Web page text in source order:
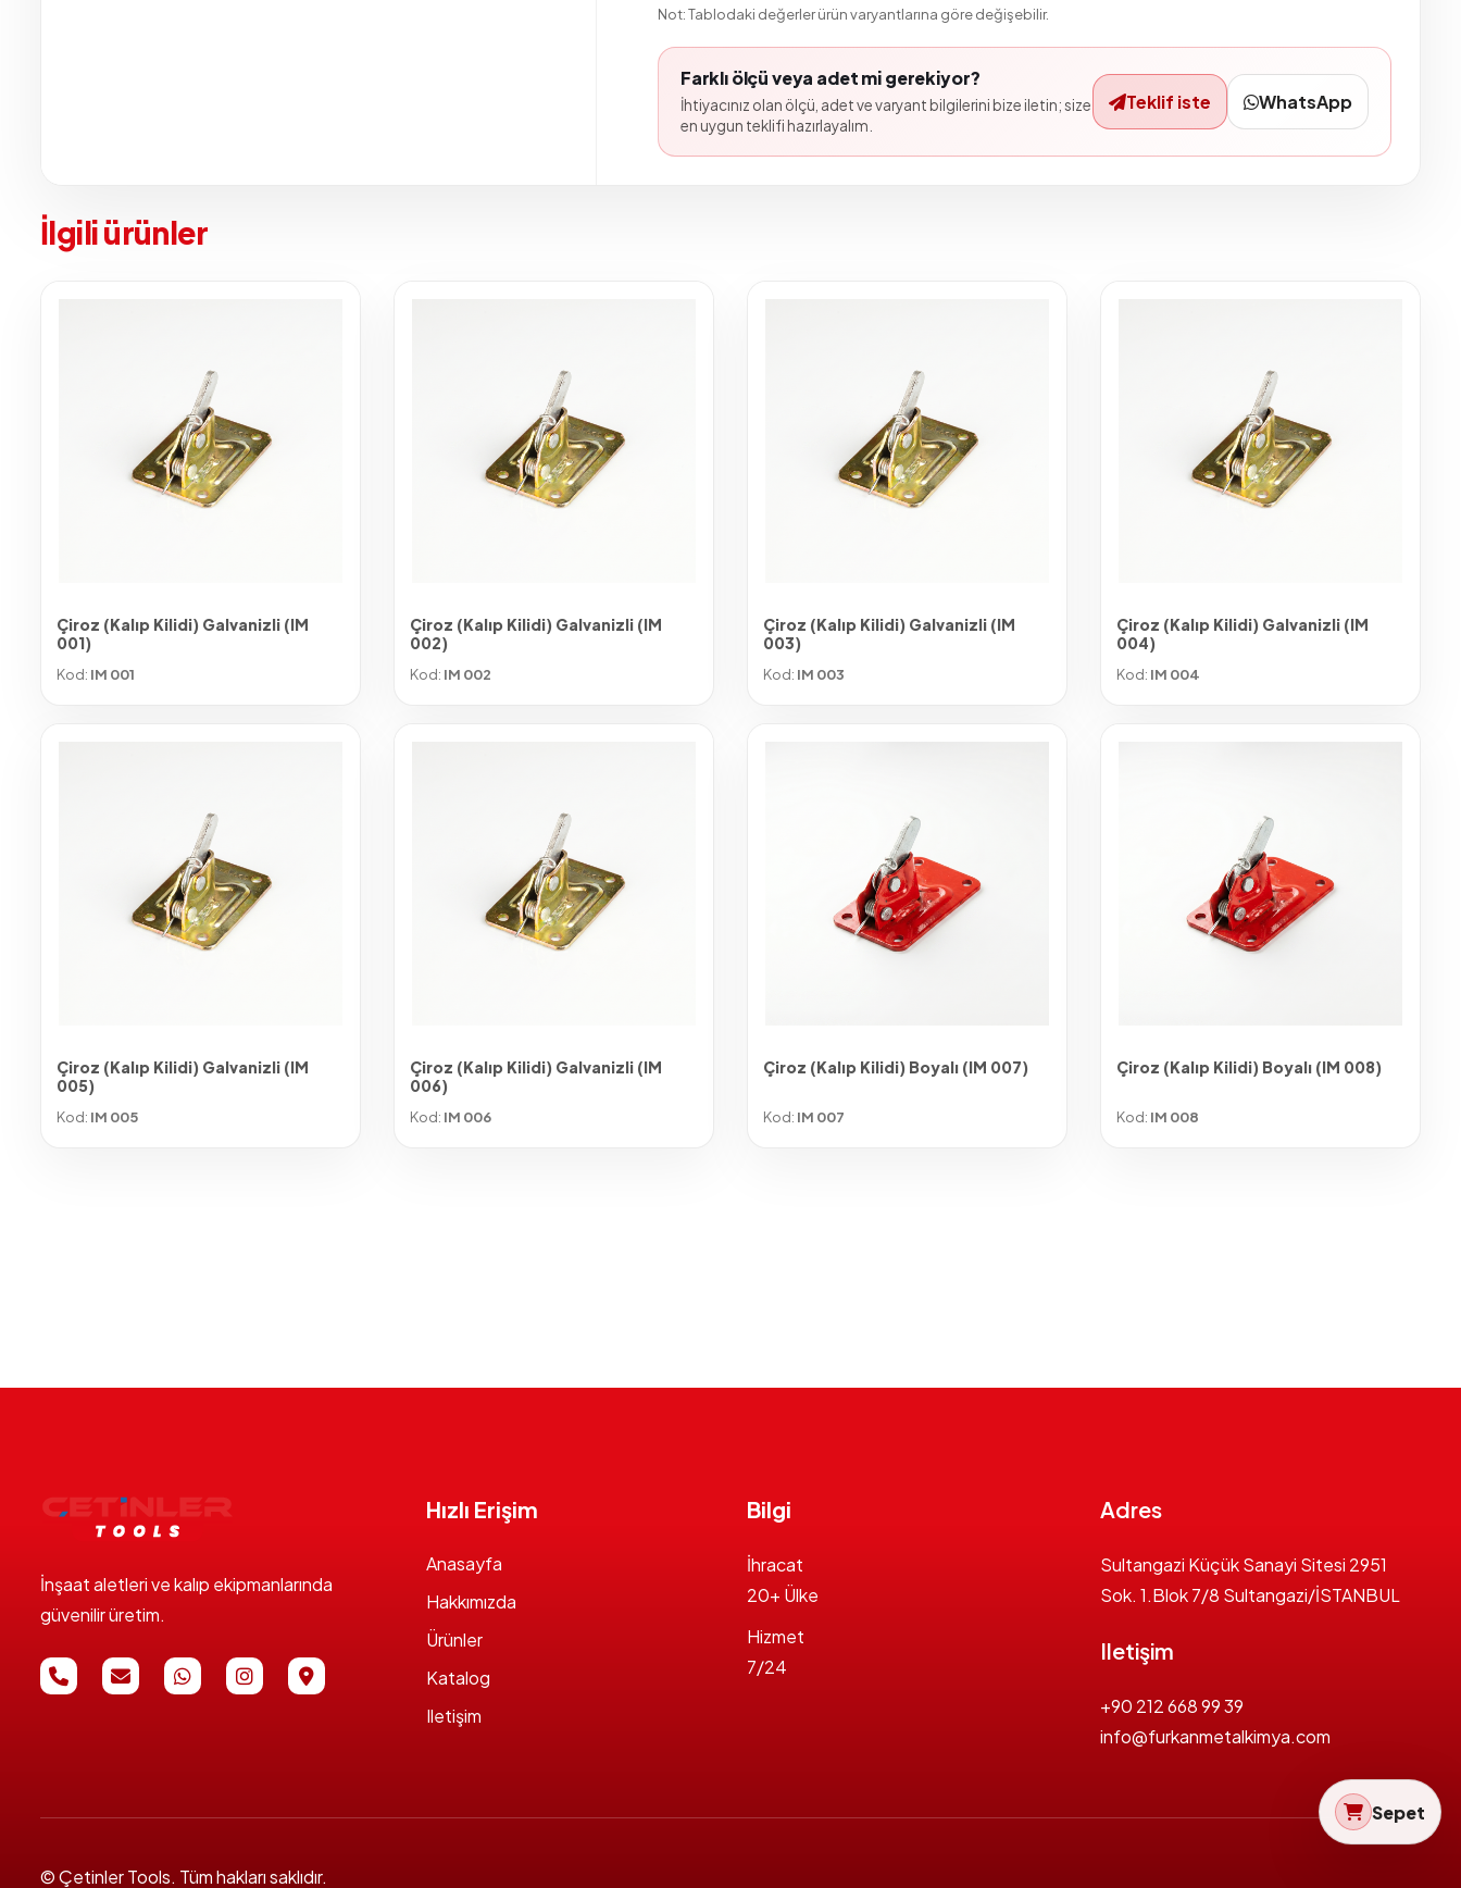
Not: Tablodaki değerler ürün varyantlarına göre değişebilir.
Farklı ölçü veya adet mi gerekiyor?
İhtiyacınız olan ölçü, adet ve varyant bilgilerini bize iletin; size
en uygun teklifi hazırlayalım.
Teklif iste WhatsApp
İlgili ürünler
Çiroz (Kalıp Kilidi) Galvanizli (IM
001)
Kod: IM 001
Çiroz (Kalıp Kilidi) Galvanizli (IM
002)
Kod: IM 002
Çiroz (Kalıp Kilidi) Galvanizli (IM
003)
Kod: IM 003
Çiroz (Kalıp Kilidi) Galvanizli (IM
004)
Kod: IM 004
Çiroz (Kalıp Kilidi) Galvanizli (IM
005)
Kod: IM 005
Çiroz (Kalıp Kilidi) Galvanizli (IM
006)
Kod: IM 006
Çiroz (Kalıp Kilidi) Boyalı (IM 007)
Kod: IM 007
Çiroz (Kalıp Kilidi) Boyalı (IM 008)
Kod: IM 008
İnşaat aletleri ve kalıp ekipmanlarında
güvenilir üretim.
Hızlı Erişim
Anasayfa
Hakkımızda
Ürünler
Katalog
Iletişim
Bilgi
İhracat
20+ Ülke
Hizmet
7/24
Adres
Sultangazi Küçük Sanayi Sitesi 2951
Sok. 1.Blok 7/8 Sultangazi/İSTANBUL
Iletişim
+90 212 668 99 39
info@furkanmetalkimya.com
© Çetinler Tools. Tüm hakları saklıdır.
Sepet